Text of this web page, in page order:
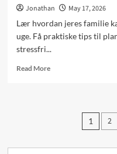
Jonathan
May 17, 2026
Lær hvordan jeres familie
uge. Få praktiske tips til
stressfri...
Read MoreRead
1 2